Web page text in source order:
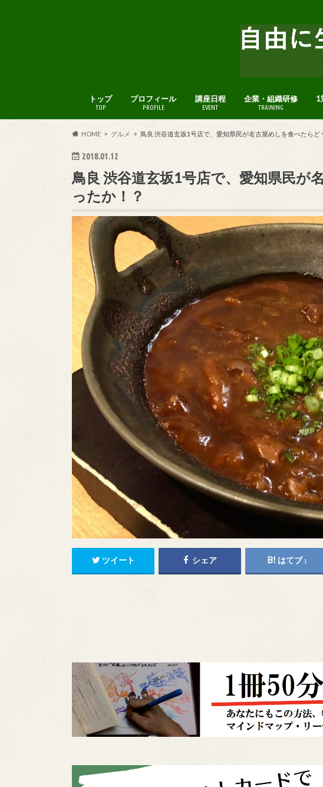
トップ
TOP
プロフィール
PROFILE
講座日程
EVENT
企業・組織研修
TRAINING
1
HOME グルメ 鳥良 渋谷道玄坂1号店で、愛知県民が名古屋めしを食べたらど
2018.01.12
鳥良 渋谷道玄坂1号店で、愛知県民が
ったか！？
ツイート シェア はてブ 1